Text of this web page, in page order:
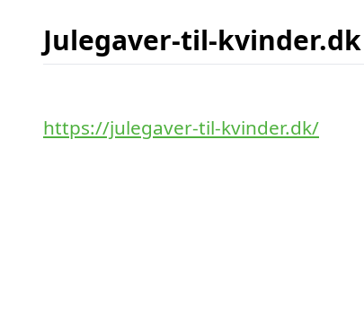
Julegaver-til-kvinder.dk
https://julegaver-til-kvinder.dk/